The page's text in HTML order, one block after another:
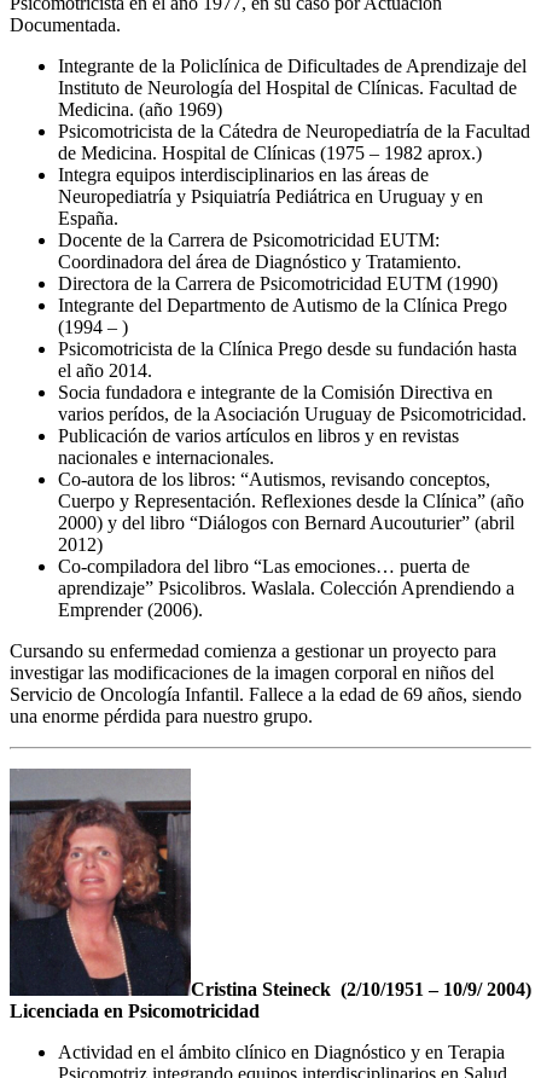
Documentada.
Integrante de la Policlínica de Dificultades de Aprendizaje del
Instituto de Neurología del Hospital de Clínicas. Facultad de
Medicina. (año 1969)
Psicomotricista de la Cátedra de Neuropediatría de la Facultad
de Medicina. Hospital de Clínicas (1975 – 1982 aprox.)
Integra equipos interdisciplinarios en las áreas de
Neuropediatría y Psiquiatría Pediátrica en Uruguay y en
España.
Docente de la Carrera de Psicomotricidad EUTM:
Coordinadora del área de Diagnóstico y Tratamiento.
Directora de la Carrera de Psicomotricidad EUTM (1990)
Integrante del Departmento de Autismo de la Clínica Prego
(1994 – )
Psicomotricista de la Clínica Prego desde su fundación hasta
el año 2014.
Socia fundadora e integrante de la Comisión Directiva en
varios perídos, de la Asociación Uruguay de Psicomotricidad.
Publicación de varios artículos en libros y en revistas
nacionales e internacionales.
Co-autora de los libros: “Autismos, revisando conceptos,
Cuerpo y Representación. Reflexiones desde la Clínica” (año
2000) y del libro “Diálogos con Bernard Aucouturier” (abril
2012)
Co-compiladora del libro “Las emociones… puerta de
aprendizaje” Psicolibros. Waslala. Colección Aprendiendo a
Emprender (2006).
Cursando su enfermedad comienza a gestionar un proyecto para
investigar las modificaciones de la imagen corporal en niños del
Servicio de Oncología Infantil. Fallece a la edad de 69 años, siendo
una enorme pérdida para nuestro grupo.
Cristina Steineck (2/10/1951 – 10/9/ 2004)
Licenciada en Psicomotricidad
Actividad en el ámbito clínico en Diagnóstico y en Terapia
Psicomotriz integrando equipos interdisciplinarios en Salud